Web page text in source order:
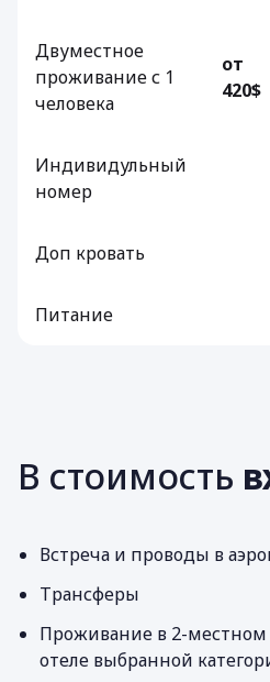
Двуместное
проживание с 1
человека
от
420$
Индивидульный
номер
Доп кровать
Питание
В стоимость
Встреча и проводы в
Трансферы
Проживание в 2-
отеле выбранной